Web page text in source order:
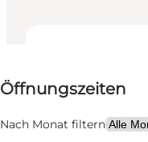
Öffnungszeiten
Nach Monat filtern
Website
Hunde erlaubt